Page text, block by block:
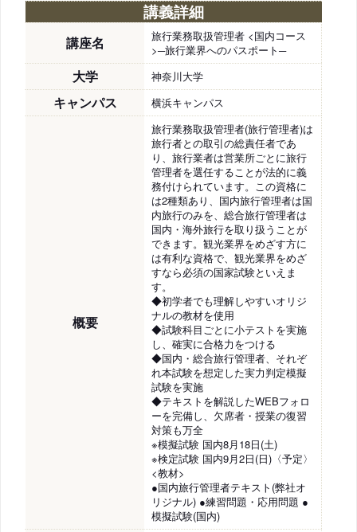
講義詳細
講座名
旅行業務取扱管理者 <国内コース
>─旅行業界へのパスポート─
大学 神奈川大学
キャンパス 横浜キャンパス
概要
旅行業務取扱管理者(旅行管理者)は
旅行者との取引の総責任者であ
り、旅行業者は営業所ごとに旅行
管理者を選任することが法的に義
務付けられています。この資格に
は2種類あり、国内旅行管理者は国
内旅行のみを、総合旅行管理者は
国内・海外旅行を取り扱うことが
できます。観光業界をめざす方に
は有利な資格で、観光業界をめざ
すなら必須の国家試験といえま
す。
◆初学者でも理解しやすいオリジ
ナルの教材を使用
◆試験科目ごとに小テストを実施
し、確実に合格力をつける
◆国内・総合旅行管理者、それぞ
れ本試験を想定した実力判定模擬
試験を実施
◆テキストを解説したWEBフォロ
ーを完備し、欠席者・授業の復習
対策も万全
※模擬試験 国内8月18日(土)
※検定試験 国内9月2日(日)〈予定〉
<教材>
●国内旅行管理者テキスト(弊社オ
リジナル) ●練習問題・応用問題 ●
模擬試験(国内)